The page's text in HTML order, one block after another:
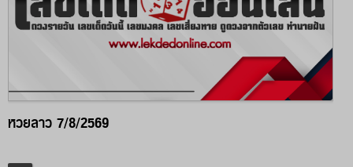
หวยลาว 7/8/2569